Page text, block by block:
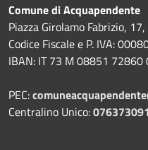
Comune di Acquapendente
Piazza Girolamo Fabrizio,
Codice Fiscale e P. IVA:
IBAN: IT 73 M 08851
PEC:
Centralino Unico:076373091